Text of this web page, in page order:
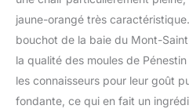
jaune-orangé très
bouchot de la baie du Mont-
la qualité des moules de
les connaisseurs pour leur goût
fondante, ce qui en fait un